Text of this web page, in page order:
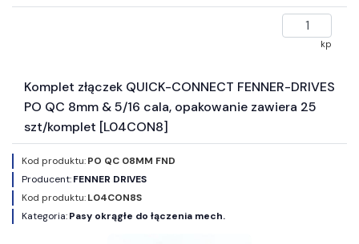
kp
Komplet złączek QUICK-CONNECT FENNER-DRIVES
PO QC 8mm & 5/16 cala, opakowanie zawiera 25
szt/komplet [L04CON8]
Kod produktu:PO QC 08MM FND
Producent:FENNER DRIVES
Kod produktu:L04CON8S
Kategoria:Pasy okrągłe do łączenia mech.